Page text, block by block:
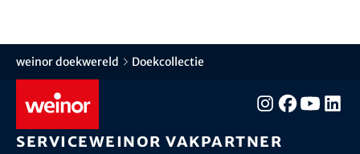
weinor doekwereld Doekcollectie
Serviceweinor vakpartner